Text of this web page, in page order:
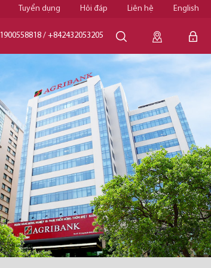
Tuyển dụng Hỏi đáp Liên hệ English
1900558818 / +842432053205